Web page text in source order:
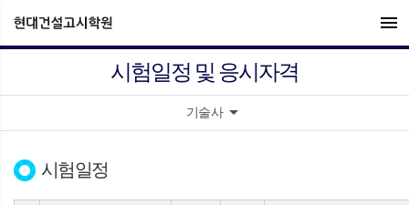
menu
시험일정 및 응시자격
기술사arrow_drop_down
시험일정